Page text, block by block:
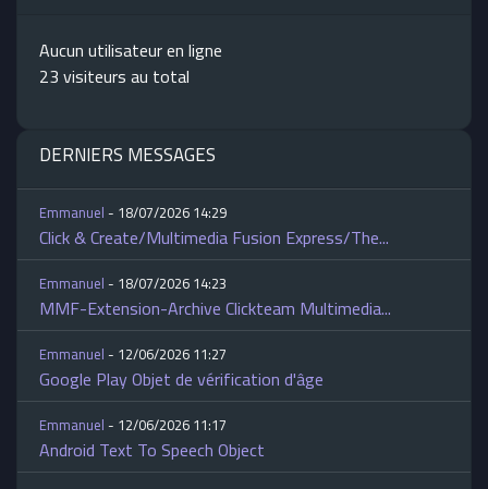
Aucun utilisateur en ligne
23 visiteurs au total
DERNIERS MESSAGES
Emmanuel- 18/07/2026 14:29
Click & Create/Multimedia Fusion Express/The...
Emmanuel- 18/07/2026 14:23
MMF-Extension-Archive Clickteam Multimedia...
Emmanuel- 12/06/2026 11:27
Google Play Objet de vérification d'âge
Emmanuel- 12/06/2026 11:17
Android Text To Speech Object